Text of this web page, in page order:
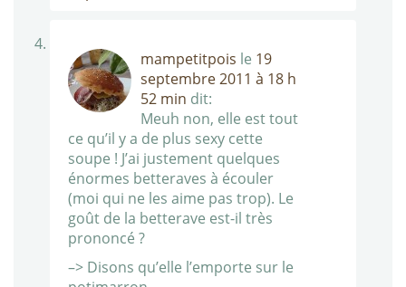
mampetitpois le 19
septembre 2011 à 18 h
52 min dit:
Meuh non, elle est tout
ce qu’il y a de plus sexy cette
soupe ! J’ai justement quelques
énormes betteraves à écouler
(moi qui ne les aime pas trop). Le
goût de la betterave est-il très
prononcé ?
–> Disons qu’elle l’emporte sur le